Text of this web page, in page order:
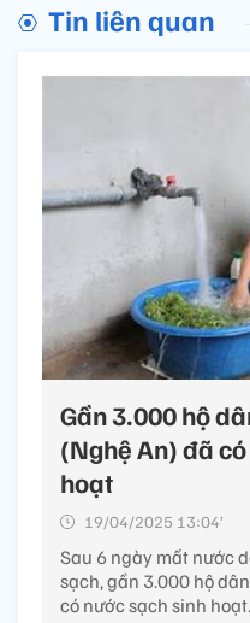
Tin liên quan
Gần 3.000 hộ
(Nghệ An) đã
hoạt
19/04/2025 13:04’
Sau 6 ngày mất nước
sạch, gần 3.000 hộ
có nước sạch sinh hoạt.